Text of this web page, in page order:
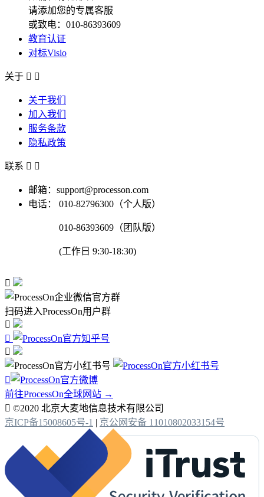
请添加您的专属客服
或致电：010-86393609
教育认证
对标Visio
关于  
关于我们
加入我们
服务条款
隐私政策
联系  
邮箱：support@processon.com
电话：
010-82796300（个人版）
010-86393609（团队版）
(工作日 9:30-18:30)

扫码进入ProcessOn用户群




前往ProcessOn全球网站 →
 ©2020 北京大麦地信息技术有限公司
京ICP备15008605号-1 | 京公网安备 11010802033154号